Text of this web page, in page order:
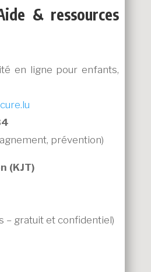
& ressources
en ligne pour enfants,
prévention)
(KJT)
– gratuit et confidentiel)